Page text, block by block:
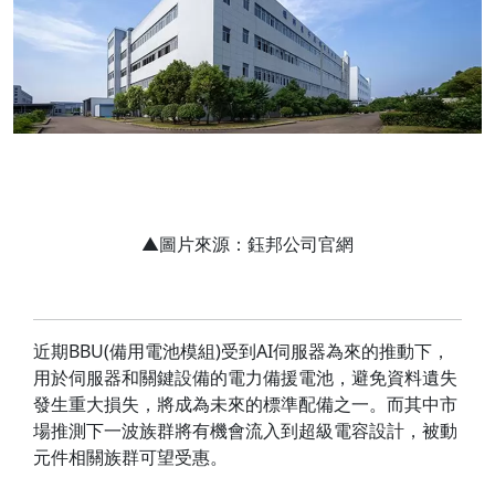
▲圖片來源：鈺邦公司官網
近期BBU(備用電池模組)受到AI伺服器為來的推動下，
用於伺服器和關鍵設備的電力備援電池，避免資料遺失
發生重大損失，將成為未來的標準配備之一。而其中市
場推測下一波族群將有機會流入到超級電容設計，被動
元件相關族群可望受惠。